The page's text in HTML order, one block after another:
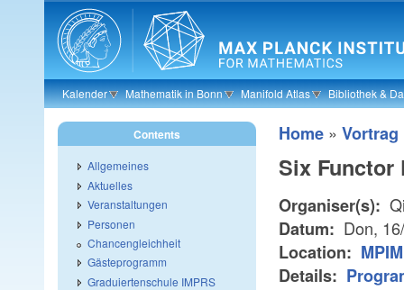
Skip to main content
Kalender Mathematik in Bonn Manifold Atlas Bibliothek &
Home » Vortrag
Six Functor
Organiser(s):
Datum: Don,
Location:
Details:
Contents
Allgemeines
Aktuelles
Veranstaltungen
Personen
Chancengleichheit
Gästeprogramm
Graduiertenschule IMPRS